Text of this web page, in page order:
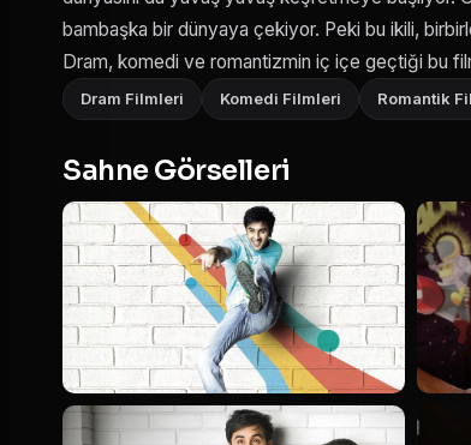
bambaşka bir dünyaya çekiyor. Peki bu ikili,
Dram, komedi ve romantizmin iç içe geçtiği bu
Dram Filmleri Komedi Filmleri Romantik
Sahne Görselleri